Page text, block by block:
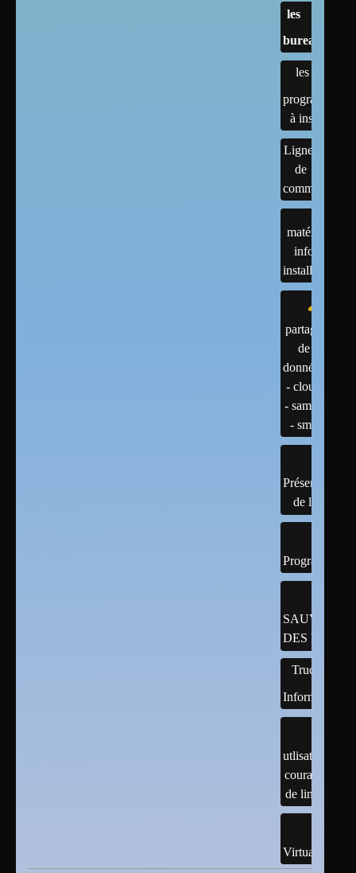
les
bureaux
les
programmes
à installer
Lignes
de
commandes
matériels :
infos et
installations
partage
de
données
- cloud
- samba
- smb
Présentation
de linux
DES
Trucs
Informatiques
utlisation
courante
de linux
Virtualisation